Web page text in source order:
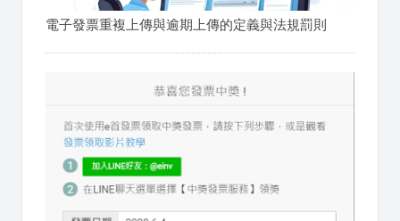
電子發票重複上傳與逾期上傳的定義與法規罰則